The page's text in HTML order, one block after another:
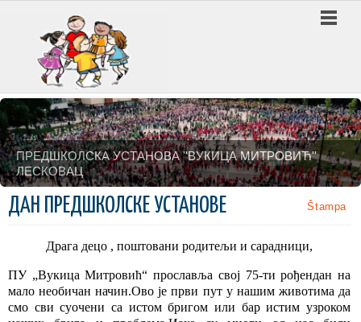
ПРЕДШКОЛСКА УСТАНОВА ''ВУКИЦА МИТРОВИЋ''
ЛЕСКОВАЦ
ДАН ПРЕДШКОЛСКЕ УСТАНОВЕ Štampa
Драга децо , поштовани родитељи и сарадници,
ПУ „Вукица Митровић“ прославља свој 75-ти рођендан на
мало необичан начин.Ово је први пут у нашим животима да
смо сви суочени са истом бригом или бар истим узроком